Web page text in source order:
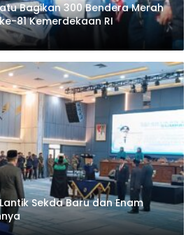
Bagikan 300 Bendera Merah
81 Kemerdekaan RI
Sekda Baru dan Enam